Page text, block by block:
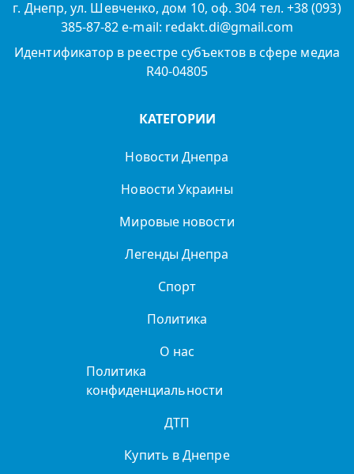
г. Днепр, ул. Шевченко, дом 10, оф. 304 тел. +38 (093)
385-87-82 e-mail: redakt.di@gmail.com
Идентификатор в реестре субъектов в сфере медиа
R40-04805
КАТЕГОРИИ
Новости Днепра
Новости Украины
Мировые новости
Легенды Днепра
Спорт
Политика
О нас
Политика
конфиденциальности
ДТП
Купить в Днепре